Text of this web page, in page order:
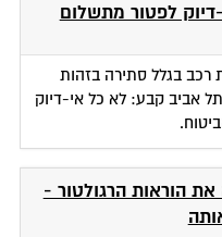
לפטור מתשלום
בגלל סתירה בזהות
אביב קבע: לא כל אי-דיוק
הוראות הרגולטור -